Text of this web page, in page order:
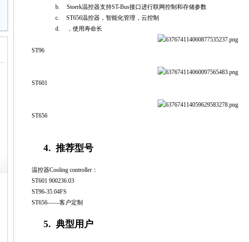
b.
Stoerk温控器支持ST-Bus接口进行联网控制和存储参数
c.
ST656温控器，智能化管理，云控制
d.
，使用寿命长
ST96
ST601
ST656
4. 推荐型号
温控器Cooling controller：
ST601 900236.03
ST96-35.04FS
ST656——客户定制
5. 典型用户